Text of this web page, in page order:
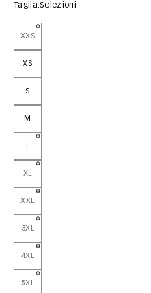
Taglia:Selezioni
XXS
XS
S
M
XL
XXL
3XL
4XL
5XL